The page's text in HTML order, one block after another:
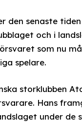
den senaste
och i
som nu
spelare.
storklubben
Hans
under de